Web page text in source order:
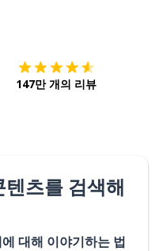
147만 개의 리뷰
츠를 검색해
대해 이야기하는 법